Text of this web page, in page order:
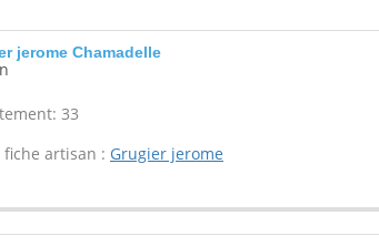
jerome Chamadelle
33
fiche artisan : Grugier jerome